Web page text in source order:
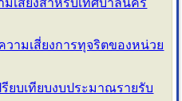
เสี่ยงสำหรับเทศบาลนคร
วามเสี่ยงการทุจริตของหน่วย
รียบเทียบงบประมาณรายรับ